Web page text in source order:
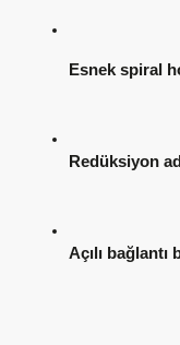
Esnek spiral
Redüksiyon
Açılı bağlantı